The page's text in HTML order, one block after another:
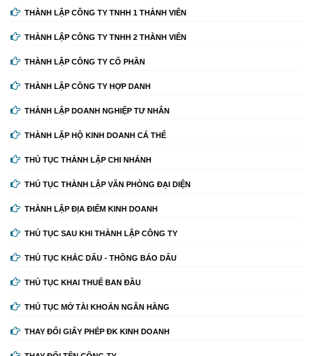
THÀNH LẬP CÔNG TY TNHH 1 THÀNH VIÊN
THÀNH LẬP CÔNG TY TNHH 2 THÀNH VIÊN
THÀNH LẬP CÔNG TY CỔ PHẦN
THÀNH LẬP CÔNG TY HỢP DANH
THÀNH LẬP DOANH NGHIỆP TƯ NHÂN
THÀNH LẬP HỘ KINH DOANH CÁ THỂ
THỦ TỤC THÀNH LẬP CHI NHÁNH
THỦ TỤC THÀNH LẬP VĂN PHÒNG ĐẠI DIỆN
THÀNH LẬP ĐỊA ĐIỂM KINH DOANH
THỦ TỤC SAU KHI THÀNH LẬP CÔNG TY
THỦ TỤC KHẮC DẤU - THÔNG BÁO DẤU
THỦ TỤC KHAI THUẾ BAN ĐẦU
THỦ TỤC MỞ TÀI KHOẢN NGÂN HÀNG
THAY ĐỔI GIẤY PHÉP ĐK KINH DOANH